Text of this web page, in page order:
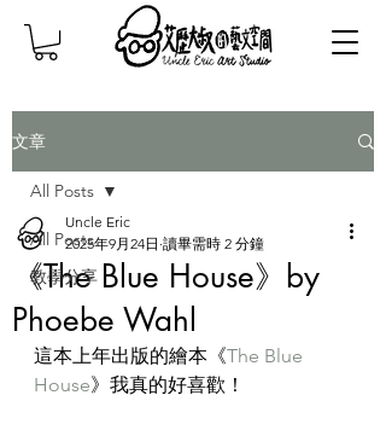
文章
All Posts
教學分享
All Posts
《The Blue House》by
Phoebe Wahl
Uncle Eric
2025年9月24日 讀畢需時 2 分鐘
這本上年出版的繪本《The Blue
House》我真的好喜歡！